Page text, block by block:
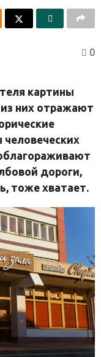
0
картины
них отражают
дороги,
тоже хватает.